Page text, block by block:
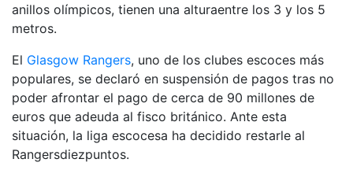
anillos olímpicos, tienen una alturaentre los 3 y los 5
metros.
El Glasgow Rangers, uno de los clubes escoces más
populares, se declaró en suspensión de pagos tras no
poder afrontar el pago de cerca de 90 millones de
euros que adeuda al fisco británico. Ante esta
situación, la liga escocesa ha decidido restarle al
Rangersdiezpuntos.